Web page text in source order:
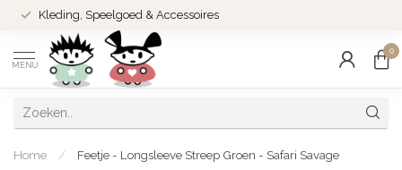
Kleding, Speelgoed & Accessoires
MENU
0
Home / Feetje - Longsleeve Streep Groen - Safari Savage